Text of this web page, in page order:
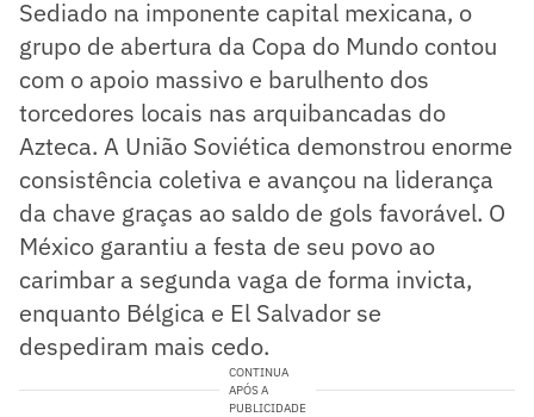
Sediado na imponente capital mexicana, o
grupo de abertura da Copa do Mundo contou
com o apoio massivo e barulhento dos
torcedores locais nas arquibancadas do
Azteca. A União Soviética demonstrou enorme
consistência coletiva e avançou na liderança
da chave graças ao saldo de gols favorável. O
México garantiu a festa de seu povo ao
carimbar a segunda vaga de forma invicta,
enquanto Bélgica e El Salvador se
despediram mais cedo.
CONTINUA
APÓS A
PUBLICIDADE